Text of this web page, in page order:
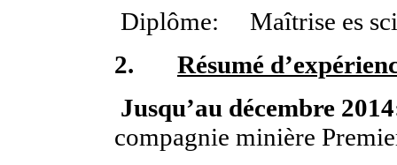
Diplôme: Maîtrise es
2. Résumé
Jusqu’au décembre
compagnie minière